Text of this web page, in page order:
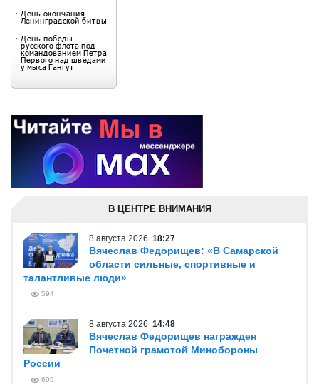
В ЦЕНТРЕ ВНИМАНИЯ
8 августа 2026 18:27
Вячеслав Федорищев: «В Самарской
области сильные, спортивные и
талантливые люди»
594
8 августа 2026 14:48
Вячеслав Федорищев награжден
Почетной грамотой Минобороны
России
699